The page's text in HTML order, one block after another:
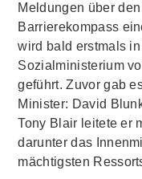
Meldungen über
Barrierekompass
wird bald erstmals
Sozialministerium
geführt. Zuvor gab
Minister: David
Tony Blair leitete er
darunter das
mächtigsten